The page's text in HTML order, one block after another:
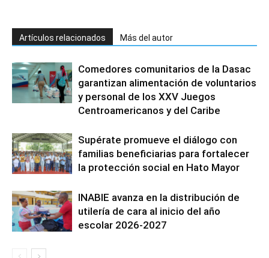
Artículos relacionados Más del autor
Comedores comunitarios de la Dasac
garantizan alimentación de voluntarios
y personal de los XXV Juegos
Centroamericanos y del Caribe
Supérate promueve el diálogo con
familias beneficiarias para fortalecer
la protección social en Hato Mayor
INABIE avanza en la distribución de
utilería de cara al inicio del año
escolar 2026-2027